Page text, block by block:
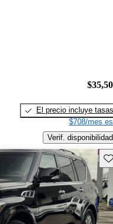
El precio incluye tasas
$708/mes
Verif. disponibilidad